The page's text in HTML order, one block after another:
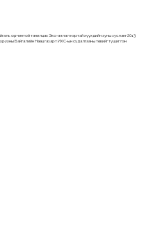
орчинтой танилцах Эко-аялал нэртэй хүүхдийн зуны зусланг 2013
Байгалийн Нөөц газарт ИХС-ын судалгааны төвийг түшиглэн